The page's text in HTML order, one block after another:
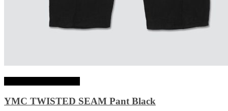
YMC TWISTED SEAM Pant Black